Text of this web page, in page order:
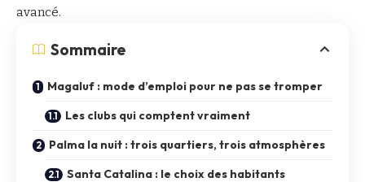
avancé.
Sommaire
Magaluf : mode d’emploi pour ne pas se tromper
Les clubs qui comptent vraiment
Palma la nuit : trois quartiers, trois atmosphères
Santa Catalina : le choix des habitants